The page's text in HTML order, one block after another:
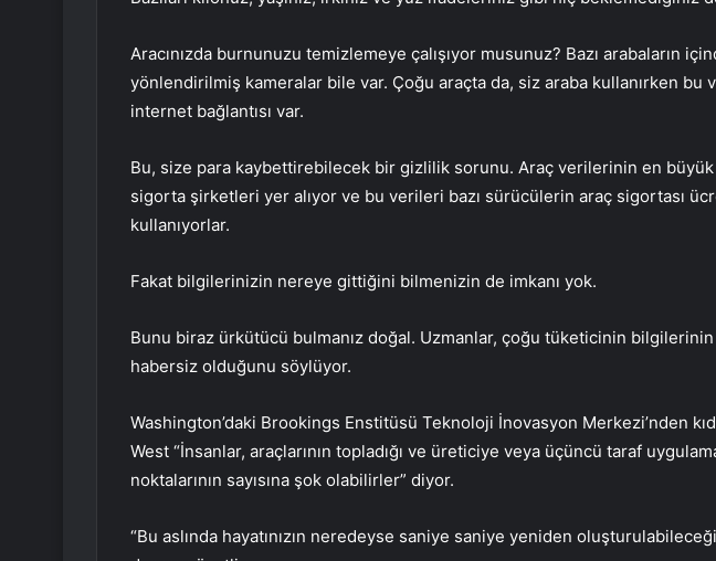
Aracınızda burnunuzu temizlemeye çalışıyor musunuz? Bazı arabaların
yönlendirilmiş kameralar bile var. Çoğu araçta da, siz araba kullanırken bu
internet bağlantısı var.
Bu, size para kaybettirebilecek bir gizlilik sorunu. Araç verilerinin en
sigorta şirketleri yer alıyor ve bu verileri bazı sürücülerin araç sigortası
kullanıyorlar.
Fakat bilgilerinizin nereye gittiğini bilmenizin de imkanı yok.
Bunu biraz ürkütücü bulmanız doğal. Uzmanlar, çoğu tüketicinin bilgilerinin
habersiz olduğunu söylüyor.
Washington’daki Brookings Enstitüsü Teknoloji İnovasyon Merkezi’nden
West “İnsanlar, araçlarının topladığı ve üreticiye veya üçüncü taraf
noktalarının sayısına şok olabilirler” diyor.
“Bu aslında hayatınızın neredeyse saniye saniye yeniden